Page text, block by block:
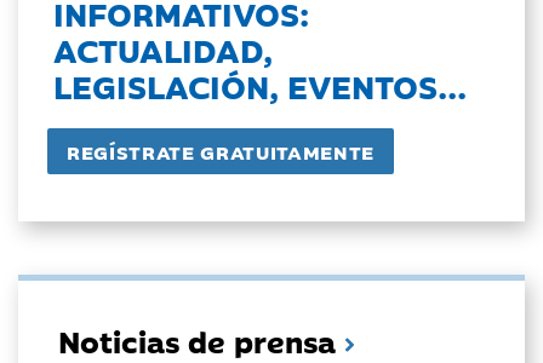
INFORMATIVOS:
ACTUALIDAD,
LEGISLACIÓN, EVENTOS...
Noticias de prensa